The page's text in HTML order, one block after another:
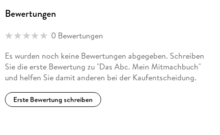
Wörterbüchern für die Grundschule.
eine Ausbildung zur Druckvorlagenherstellerin. Im Anschluss
studierte sie Graphik an der Fachhochschule Münster. Seit
1999 ist sie freiberuflich als Illustratorin für verschiedene
Kinderbuchverlage tätig.
Bewertungen
0 Bewertungen
Es wurden noch keine Bewertungen abgegeben. Schreiben
Sie die erste Bewertung zu "Das Abc. Mein Mitmachbuch"
und helfen Sie damit anderen bei der Kaufentscheidung.
Erste Bewertung schreiben